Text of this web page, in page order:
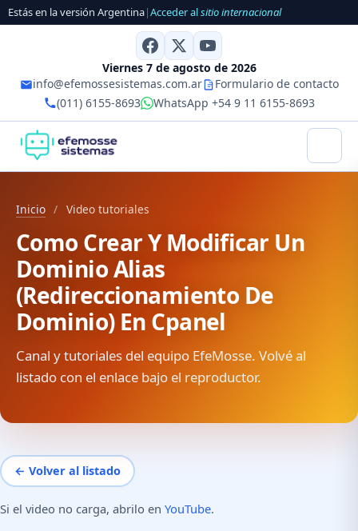
Estás en la versión Argentina|Acceder alsitio internacional
Viernes 7 de agosto de 2026
info@efemossesistemas.com.ar
Formulario de contacto
(011) 6155-8693
WhatsApp +54 9 11 6155-8693
Inicio / Video tutoriales
Como Crear Y Modificar Un
Dominio Alias
(Redireccionamiento De
Dominio) En Cpanel
Canal y tutoriales del equipo EfeMosse. Volvé al
listado con el enlace bajo el reproductor.
← Volver al listado
Si el video no carga, abrilo en YouTube.